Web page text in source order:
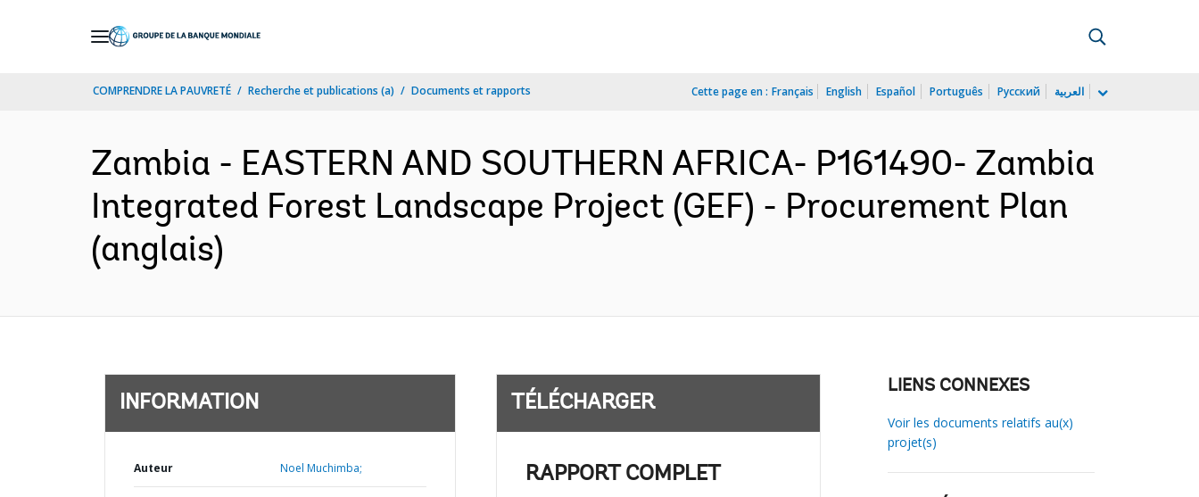
COMPRENDRE LA PAUVRETÉ Recherche et publications (a) Documents et rapports Cette page en : Français English Español Português Русский العربية
Zambia - EASTERN AND SOUTHERN AFRICA- P161490- Zambia
Integrated Forest Landscape Project (GEF) - Procurement Plan
(anglais)
INFORMATION
Auteur Noel Muchimba;
TÉLÉCHARGER
RAPPORT COMPLET
LIENS CONNEXES
Voir les documents relatifs au(x)
projet(s)